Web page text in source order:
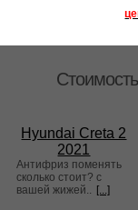
Hyundai Creta 2
2021
Антифриз поменять
сколько стоит? с
вашей жижей.. [...]